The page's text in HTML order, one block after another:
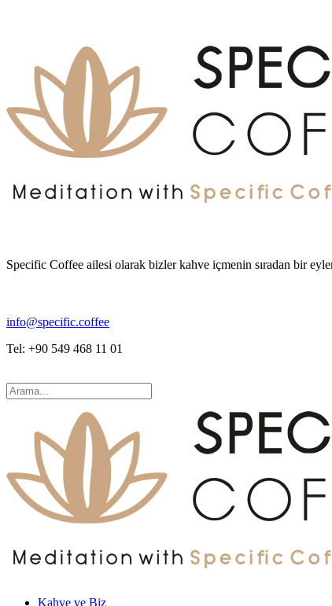
Specific Coffee ailesi olarak bizler kahve içmenin sıradan bir
info@specific.coffee
Tel: +90 549 468 11 01
Kahve ve Biz